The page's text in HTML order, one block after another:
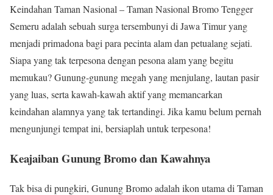
Keindahan Taman Nasional – Taman Nasional Bromo Tengger
Semeru adalah sebuah surga tersembunyi di Jawa Timur yang
menjadi primadona bagi para pecinta alam dan petualang sejati.
Siapa yang tak terpesona dengan pesona alam yang begitu
memukau? Gunung-gunung megah yang menjulang, lautan pasir
yang luas, serta kawah-kawah aktif yang memancarkan
keindahan alamnya yang tak tertandingi. Jika kamu belum pernah
mengunjungi tempat ini, bersiaplah untuk terpesona!
Keajaiban Gunung Bromo dan Kawahnya
Tak bisa di pungkiri, Gunung Bromo adalah ikon utama di Taman